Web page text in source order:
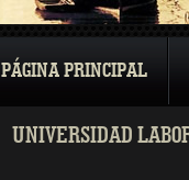
PÁGINA PRINCIPAL
UNIVERSIDAD